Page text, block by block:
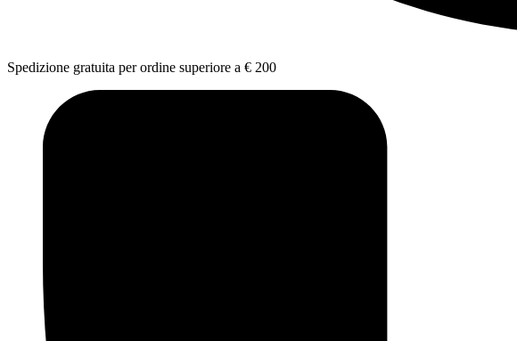
Spedizione gratuita per ordine superiore a € 200